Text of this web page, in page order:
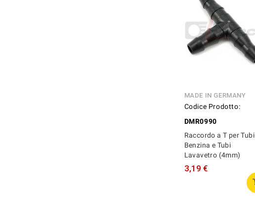
MADE IN GERMANY
Codice Prodotto:
DMR0990
Raccordo a T per Tubi
Benzina e Tubi
Lavavetro (4mm)
3,19 €